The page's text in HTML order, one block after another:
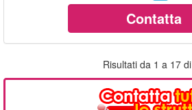
Contatta
Risultati da 1 a 17 di